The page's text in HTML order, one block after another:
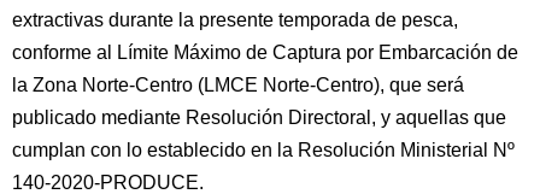
extractivas durante la presente temporada de pesca,
conforme al Límite Máximo de Captura por Embarcación de
la Zona Norte-Centro (LMCE Norte-Centro), que será
publicado mediante Resolución Directoral, y aquellas que
cumplan con lo establecido en la Resolución Ministerial Nº
140-2020-PRODUCE.